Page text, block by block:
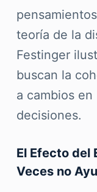
teoría de la
Festinger
buscan la
a cambios
decisiones.
El Efecto del
Veces no